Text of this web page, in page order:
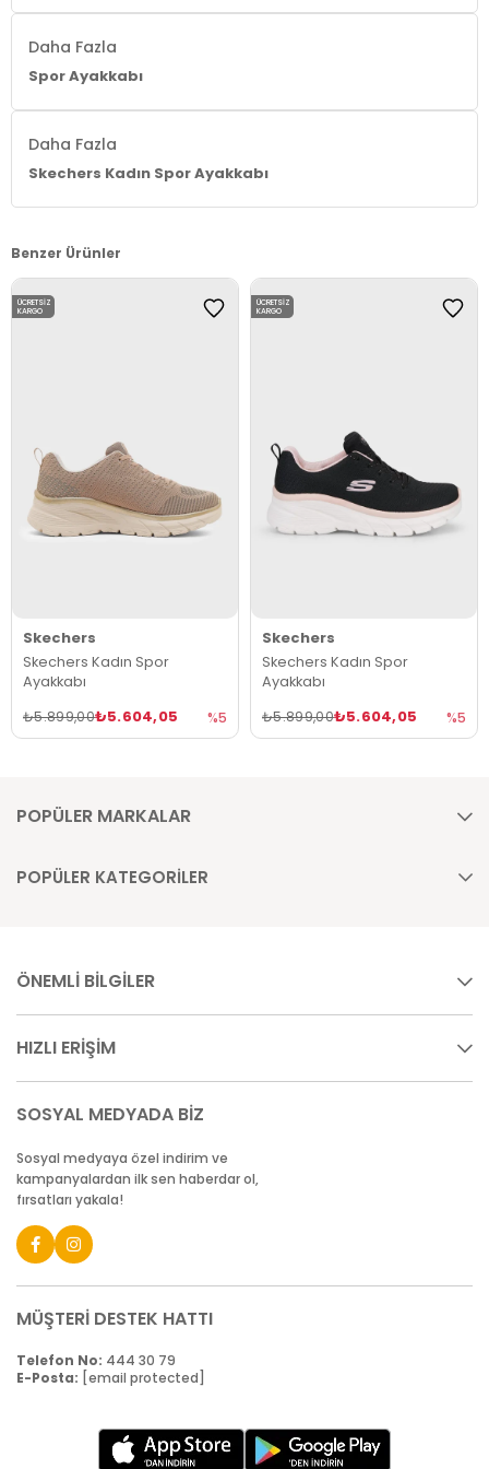
Daha Fazla
Spor Ayakkabı
Daha Fazla
Skechers Kadın Spor Ayakkabı
Benzer Ürünler
Skechers
Skechers Kadın Spor
Ayakkabı
₺5.604,05
₺5.899,00 %5
ÜCRETSIZ
KARGO
Skechers
Skechers Kadın Spor
Ayakkabı
₺5.604,05
₺5.899,00 %5
ÜCRETSIZ
KARGO
POPÜLER MARKALAR
POPÜLER KATEGORİLER
ÖNEMLİ BİLGİLER
HIZLI ERİŞİM
SOSYAL MEDYADA BİZ
Sosyal medyaya özel indirim ve
kampanyalardan ilk sen haberdar ol,
fırsatları yakala!
MÜŞTERİ DESTEK HATTI
Telefon No: 444 30 79
E-Posta: [email protected]